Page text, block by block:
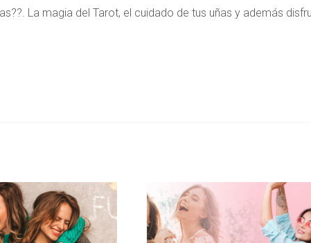
La magia del Tarot, el cuidado de tus uñas y además